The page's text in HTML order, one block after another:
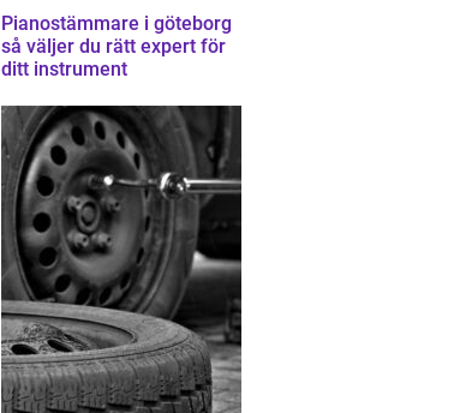
Pianostämmare i göteborg
så väljer du rätt expert för
ditt instrument